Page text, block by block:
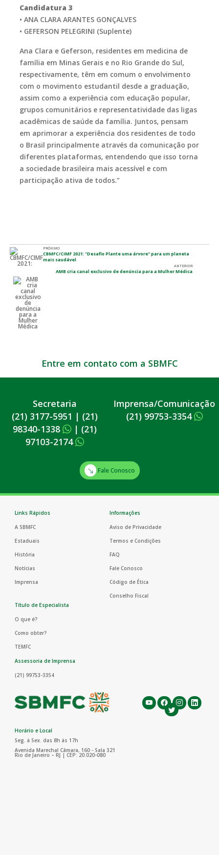
Candidatura 3
• ANA CLARA ARANTES GONÇALVES
• GEFERSON PELEGRINI (Suplente)
Ana Clara e Geferson, residentes em medicina de
família em Minas Gerais e no Rio Grande do Sul,
respectivamente, têm em comum o envolvimento
com o movimento estudantil desde a graduação,
assim como a experiência com educação popular,
grupos comunitários e representatividade das ligas
acadêmicas de saúde da família. Juntos, pensam
em aprimorar a experiência dos residentes de todo
o Brasil principalmente através da comunicação por
diferentes plataformas, entendendo que isso torna
a sociedade brasileira mais acessível e com
participação ativa de todos.”
PRÓXIMO
CBMFC/CIMF 2021: "Desafio Plante uma árvore" para um planeta
mais saudável
ANTERIOR
AMB cria canal exclusivo de denúncia para a Mulher Médica
Entre em contato com a SBMFC
Secretaria
(21) 3177-5951 | (21)
98340-1338
| (21)
97103-2174
Imprensa/Comunicação
(21) 99753-3354
Fale Conosco
Links Rápidos
A SBMFC
Estaduais
História
Notícias
Imprensa
Informações
Aviso de Privacidade
Termos e Condições
FAQ
Fale Conosco
Código de Ética
Conselho Fiscal
Título de Especialista
O que é?
Como obter?
TEMFC
Assessoria de Imprensa
(21) 99753-3354
Horário e Local
Seg. à Sex. das 8h às 17h
Avenida Marechal Câmara, 160 - Sala 321
Rio de Janeiro – RJ | CEP: 20.020-080